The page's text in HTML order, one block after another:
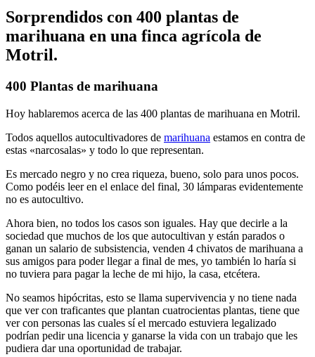
Sorprendidos con 400 plantas de
marihuana en una finca agrícola de
Motril.
400 Plantas de marihuana
Hoy hablaremos acerca de las 400 plantas de marihuana en Motril.
Todos aquellos autocultivadores de marihuana estamos en contra de
estas «narcosalas» y todo lo que representan.
Es mercado negro y no crea riqueza, bueno, solo para unos pocos.
Como podéis leer en el enlace del final, 30 lámparas evidentemente
no es autocultivo.
Ahora bien, no todos los casos son iguales. Hay que decirle a la
sociedad que muchos de los que autocultivan y están parados o
ganan un salario de subsistencia, venden 4 chivatos de marihuana a
sus amigos para poder llegar a final de mes, yo también lo haría si
no tuviera para pagar la leche de mi hijo, la casa, etcétera.
No seamos hipócritas, esto se llama supervivencia y no tiene nada
que ver con traficantes que plantan cuatrocientas plantas, tiene que
ver con personas las cuales sí el mercado estuviera legalizado
podrían pedir una licencia y ganarse la vida con un trabajo que les
pudiera dar una oportunidad de trabajar.